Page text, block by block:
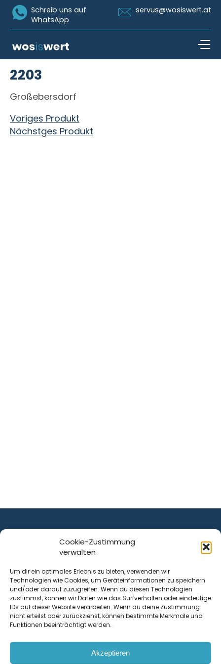
Cookie-Zustimmung
verwalten
Um dir ein optimales Erlebnis zu bieten, verwenden wir
Technologien wie Cookies, um Geräteinformationen zu speichern
und/oder darauf zuzugreifen. Wenn du diesen Technologien
zustimmst, können wir Daten wie das Surfverhalten oder eindeutige
IDs auf dieser Website verarbeiten. Wenn du deine Zustimmung
nicht erteilst oder zurückziehst, können bestimmte Merkmale und
Funktionen beeinträchtigt werden.
Akzeptieren
Icon Whatsapp
Schreib uns auf
WhatsApp
Icon Email
servus@wosiswert.at
2203
Großebersdorf
Beitragsnavigation
Voriges Produkt
Nächstges Produkt
ist ein Service von
Krenn Real GmbH
Tischlerstraße 12
4050Traun| Österreich
Kontakt